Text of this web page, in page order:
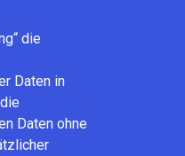
die
Daten in
Daten ohne